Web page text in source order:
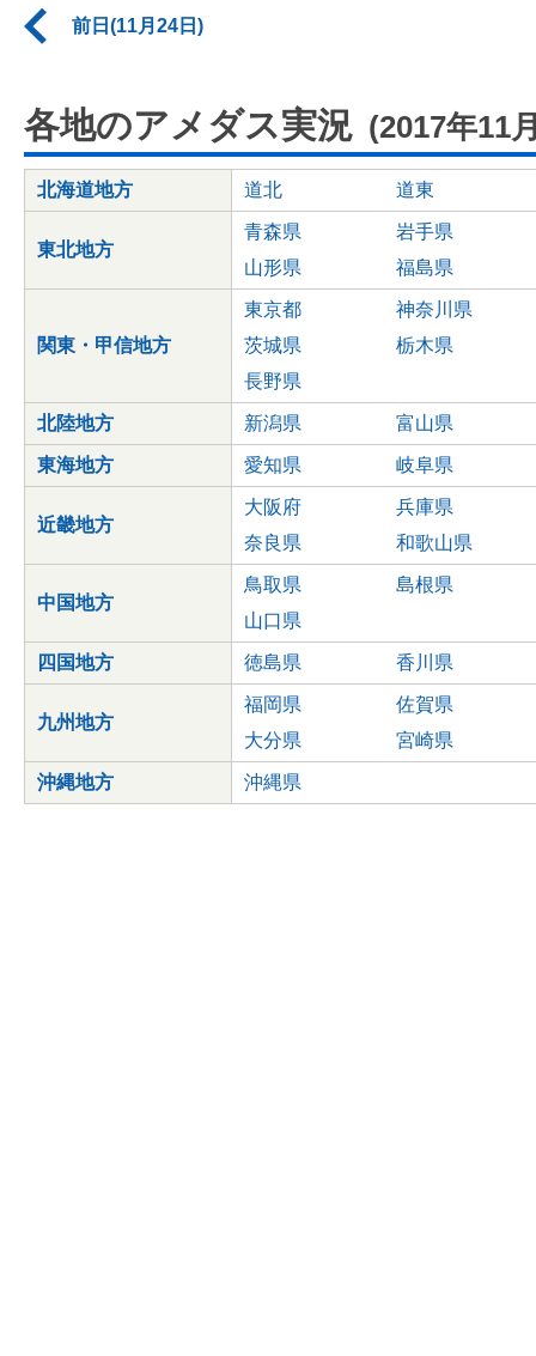
前日(11月24日)
各地のアメダス実況 (2017年11
北海道地方 道北 道東
東北地方
青森県
岩手県
山形県
福島県
関東・甲信地方
東京都
神奈川県
茨城県
栃木県
長野県
北陸地方 新潟県 富山県
東海地方 愛知県 岐阜県
近畿地方
大阪府
兵庫県
奈良県
和歌山県
中国地方
鳥取県
島根県
山口県
四国地方 徳島県 香川県
九州地方
福岡県
佐賀県
大分県
宮崎県
沖縄地方 沖縄県